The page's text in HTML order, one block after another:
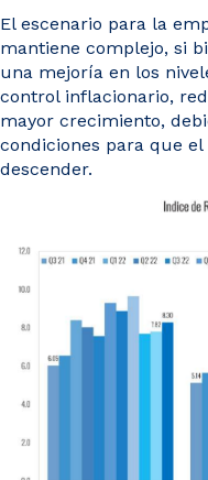
El escenario para la
mantiene complejo, si
una mejoría en los
control inflacionario,
mayor crecimiento,
condiciones para que
descender.